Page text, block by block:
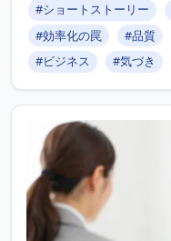
#ショートストーリー
#効率化の罠
#品質
#ビジネス
#気づき